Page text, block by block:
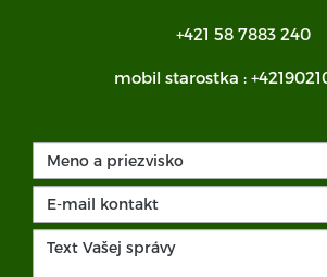
+421 58 7883 240
mobil starostka :